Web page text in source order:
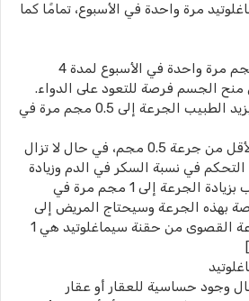
مرة واحدة في الأسبوع، تمامًا كما
جرعة البداية هي 0.25 مجم مرة واحدة في الأسبوع لمدة 4
الجسم فرصة للتعود على الدواء.
في الأسبوع الخامس، سيزيد الطبيب الجرعة إلى 0.5 مجم مرة في
بعد مرور 4 أسابيع على الأقل من جرعة 0.5 مجم، في حال لا تزال
في نسبة السكر في الدم وزيادة
الجرعة، فقد يقوم الطبيب بزيادة الجرعة إلى 1 مجم مرة في
بهذه الجرعة وسيحتاج المريض إلى
وصفة طبية جديدة. الجرعة القصوى من حقنة سيماغلوتيد هي 1
وجود حساسية للعقار أو عقار